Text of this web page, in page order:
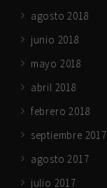
agosto 2018
junio 2018
mayo 2018
abril 2018
febrero 2018
septiembre 2017
agosto 2017
julio 2017